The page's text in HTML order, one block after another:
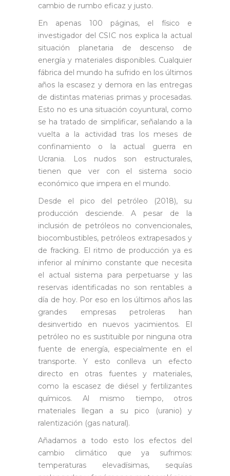
cambio de rumbo eficaz y justo.
En apenas 100 páginas, el físico e
investigador del CSIC nos explica la actual
situación planetaria de descenso de
energía y materiales disponibles. Cualquier
fábrica del mundo ha sufrido en los últimos
años la escasez y demora en las entregas
de distintas materias primas y procesadas.
Esto no es una situación coyuntural, como
se ha tratado de simplificar, señalando a la
vuelta a la actividad tras los meses de
confinamiento o la actual guerra en
Ucrania. Los nudos son estructurales,
tienen que ver con el sistema socio
económico que impera en el mundo.
Desde el pico del petróleo (2018), su
producción desciende. A pesar de la
inclusión de petróleos no convencionales,
biocombustibles, petróleos extrapesados y
de fracking. El ritmo de producción ya es
inferior al mínimo constante que necesita
el actual sistema para perpetuarse y las
reservas identificadas no son rentables a
día de hoy. Por eso en los últimos años las
grandes empresas petroleras han
desinvertido en nuevos yacimientos. El
petróleo no es sustituible por ninguna otra
fuente de energía, especialmente en el
transporte. Y esto conlleva un efecto
directo en otras fuentes y materiales,
como la escasez de diésel y fertilizantes
químicos. Al mismo tiempo, otros
materiales llegan a su pico (uranio) y
ralentización (gas natural).
Añadamos a todo esto los efectos del
cambio climático que ya sufrimos:
temperaturas elevadísimas, sequías